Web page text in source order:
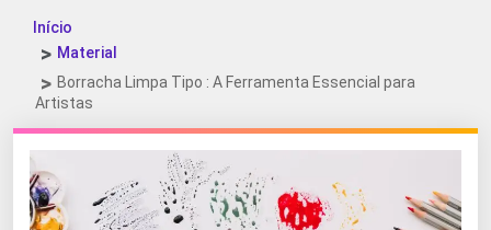
Início
Material
Borracha Limpa Tipo : A Ferramenta Essencial para
Artistas